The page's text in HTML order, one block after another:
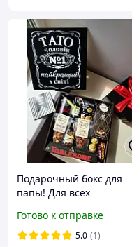
Подарочный бокс для
папы! Для всех
Универсальный подарок
отцу! Папе!
Готово к отправке
5.0 (1)